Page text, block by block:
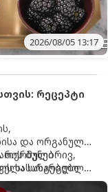
2026/08/05 13:17
რეცეპტი
და ორგანული
თერმული
სასარგებლო
იშლება. ამიტომ,
ბუნებრივ,
სასარგებლო